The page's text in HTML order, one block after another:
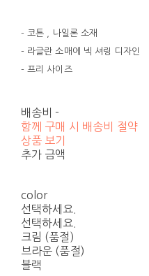
- 코튼 , 나일론 소재
- 라글란 소매에 넥 셔링 디자인
- 프리 사이즈
배송비 -
함께 구매 시 배송비 절약
상품 보기
추가 금액
color
선택하세요.
선택하세요.
크림 (품절)
브라운 (품절)
블랙